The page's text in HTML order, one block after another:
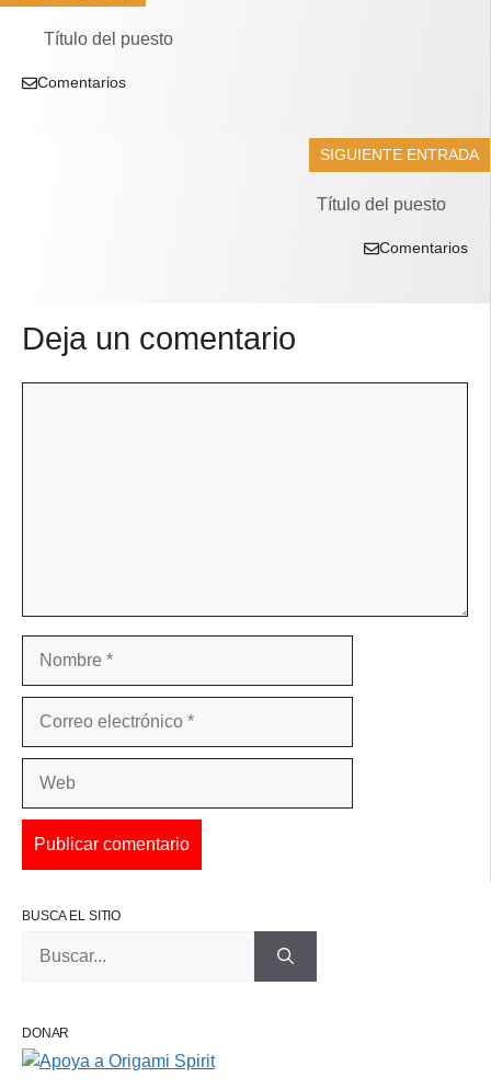
Título del puesto
Comentarios
SIGUIENTE ENTRADA
Título del puesto
Comentarios
Deja un comentario
BUSCA EL SITIO
DONAR